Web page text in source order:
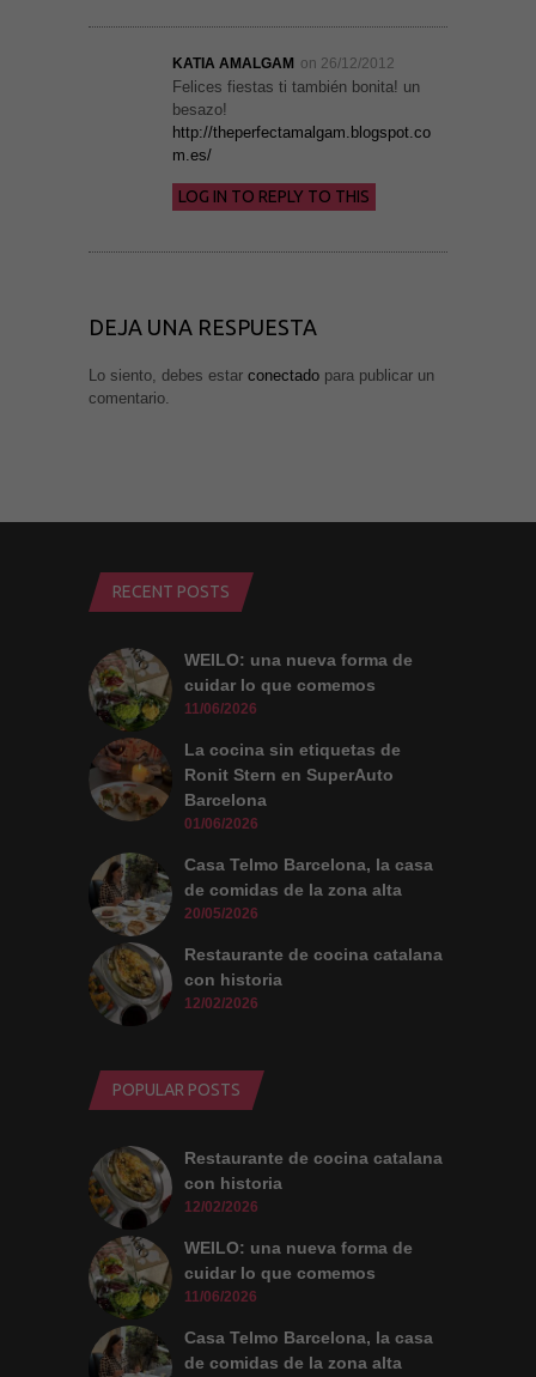
KATIA AMALGAM on 26/12/2012
Felices fiestas ti también bonita! un
besazo!
http://theperfectamalgam.blogspot.co
m.es/
LOG IN TO REPLY TO THIS
DEJA UNA RESPUESTA
Lo siento, debes estar conectado para publicar un
comentario.
RECENT POSTS
WEILO: una nueva forma de
cuidar lo que comemos
11/06/2026
La cocina sin etiquetas de
Ronit Stern en SuperAuto
Barcelona
01/06/2026
Casa Telmo Barcelona, la casa
de comidas de la zona alta
20/05/2026
Restaurante de cocina catalana
con historia
12/02/2026
POPULAR POSTS
Restaurante de cocina catalana
con historia
12/02/2026
WEILO: una nueva forma de
cuidar lo que comemos
11/06/2026
Casa Telmo Barcelona, la casa
de comidas de la zona alta